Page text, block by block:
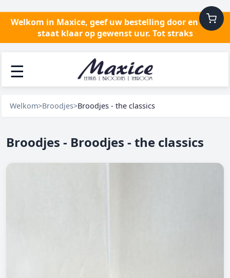
Welkom in Maxice, geef uw bestelling door en alles
staat klaar op gewenst uur. Tot straks
☰
Welkom>Broodjes>Broodjes - the classics
Broodjes - Broodjes - the classics